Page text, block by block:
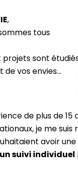
,
tous
projets sont
de vos envies…
de plus de 15
je me
avoir une
suivi individuel